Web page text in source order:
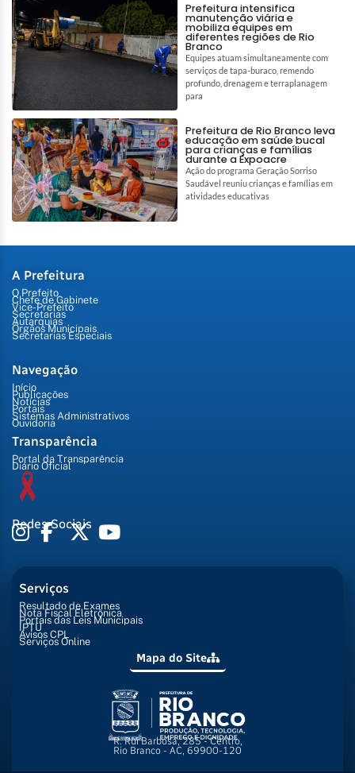
Prefeitura intensifica
manutenção viária e
mobiliza equipes em
diferentes regiões de Rio
Branco
Equipes atuam simultaneamente com
serviços de tapa-buraco, remendo
profundo, drenagem e terraplanagem
para
Prefeitura de Rio Branco leva
educação em saúde bucal
para crianças e famílias
durante a Expoacre
Ação do programa Geração Sorriso
Saudável reuniu crianças e famílias em
atividades educativas
A Prefeitura
O Prefeito
Chefe de Gabinete
Vice-Prefeito
Secretarias
Autarquias
Órgãos Municipais
Secretarias Especiais
Navegação
Início
Publicações
Notícias
Portais
Sistemas Administrativos
Ouvidoria
Transparência
Portal da Transparência
Diário Oficial
Redes Sociais
Serviços
Resultado de Exames
Nota Fiscal Eletrônica
Portais das Leis Municipais
IPTU
Avisos CPL
Serviços Online
Mapa do Site
R. Rui Barbosa, 285 - Centro,
Rio Branco - AC, 69900-120